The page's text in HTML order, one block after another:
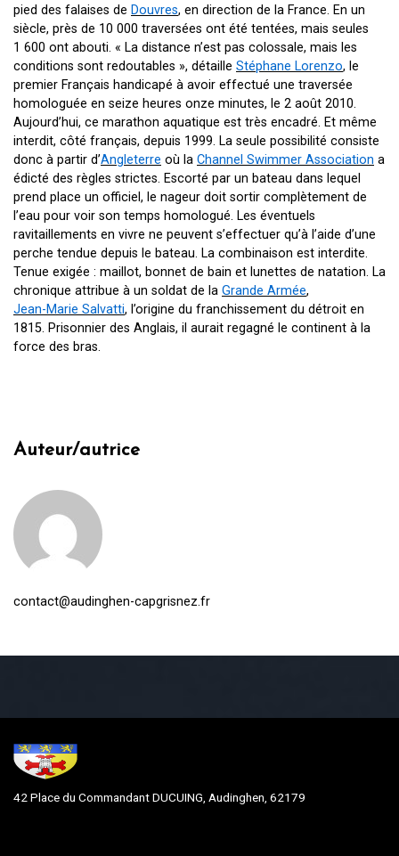
pied des falaises de Douvres, en direction de la France. En un
siècle, près de 10 000 traversées ont été tentées, mais seules
1 600 ont abouti. « La distance n’est pas colossale, mais les
conditions sont redoutables », détaille Stéphane Lorenzo, le
premier Français handicapé à avoir effectué une traversée
homologuée en seize heures onze minutes, le 2 août 2010.
Aujourd’hui, ce marathon aquatique est très encadré. Et même
interdit, côté français, depuis 1999. La seule possibilité consiste
donc à partir d’Angleterre où la Channel Swimmer Association a
édicté des règles strictes. Escorté par un bateau dans lequel
prend place un officiel, le nageur doit sortir complètement de
l’eau pour voir son temps homologué. Les éventuels
ravitaillements en vivre ne peuvent s’effectuer qu’à l’aide d’une
perche tendue depuis le bateau. La combinaison est interdite.
Tenue exigée : maillot, bonnet de bain et lunettes de natation. La
chronique attribue à un soldat de la Grande Armée,
Jean-Marie Salvatti, l’origine du franchissement du détroit en
1815. Prisonnier des Anglais, il aurait regagné le continent à la
force des bras.
Auteur/autrice
contact@audinghen-capgrisnez.fr
42 Place du Commandant DUCUING, Audinghen, 62179